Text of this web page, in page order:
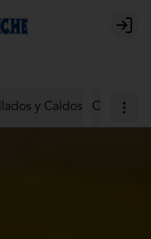
Login
y Caldos Ceviches